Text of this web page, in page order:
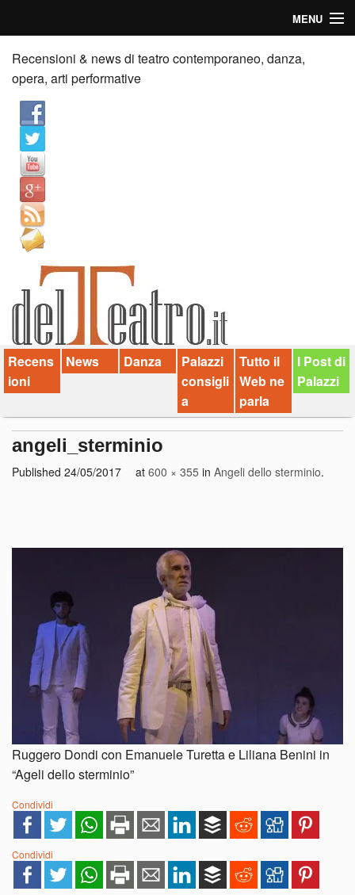
MENU
Home
Recensioni
Anticipazioni
News
Palazzi consiglia
Video
Chi siamo
Contatti
dT in English
Recensioni & news di teatro contemporaneo, danza,
opera, arti performative
Recens
ioni
News Danza
Palazzi
consigli
a
Tutto il
Web ne
parla
I Post di
Palazzi
angeli_sterminio
Published 24/05/2017 at 600 × 355 in Angeli dello sterminio.
Ruggero Dondi con Emanuele Turetta e Liliana Benini in
“Ageli dello sterminio”
Condividi
Condividi